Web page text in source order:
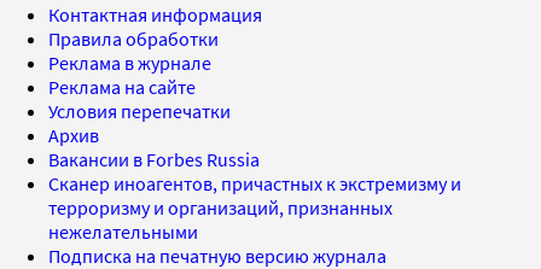
Контактная информация
Правила обработки
Реклама в журнале
Реклама на сайте
Условия перепечатки
Архив
Вакансии в Forbes Russia
Сканер иноагентов, причастных к экстремизму и
терроризму и организаций, признанных
нежелательными
Подписка на печатную версию журнала